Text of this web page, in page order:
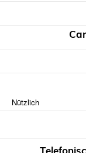
Nützlich